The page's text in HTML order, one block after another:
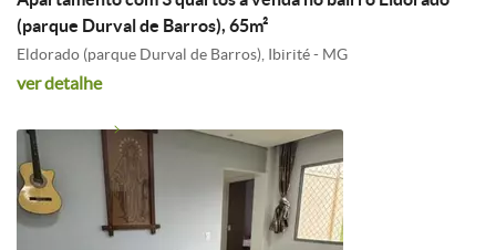
(parque Durval de Barros), 65m²
Eldorado (parque Durval de Barros), Ibirité - MG
ver detalhe